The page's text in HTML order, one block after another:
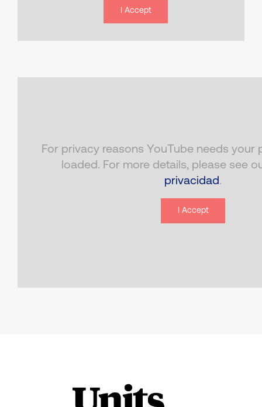
I Accept
For privacy reasons YouTube needs your
loaded. For more details, please see
privacidad.
I Accept